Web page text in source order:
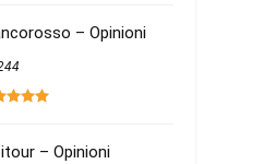
– Opinioni
– Opinioni